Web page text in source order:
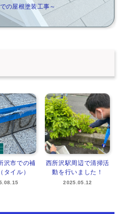
の屋根塗装工事～
沢市での補
タイル）
西所沢駅周辺で清掃活
動を行いました！
2025.05.12